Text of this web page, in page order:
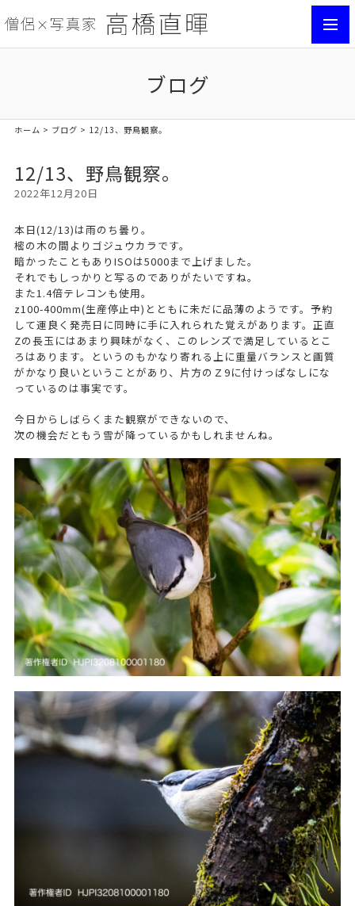
ブログ
ホーム > ブログ > 12/13、野鳥観察。
12/13、野鳥観察。
2022年12月20日
本日(12/13)は雨のち曇り。
樒の木の間よりゴジュウカラです。
暗かったこともありISOは5000まで上げました。
それでもしっかりと写るのでありがたいですね。
また1.4倍テレコンも使用。
z100-400mm(生産停止中)とともに未だに品薄のようです。予約
して運良く発売日に同時に手に入れられた覚えがあります。正直
Zの長玉にはあまり興味がなく、このレンズで満足しているとこ
ろはあります。というのもかなり寄れる上に重量バランスと画質
がかなり良いということがあり、片方のＺ9に付けっぱなしにな
っているのは事実です。
今日からしばらくまた観察ができないので、
次の機会だともう雪が降っているかもしれませんね。